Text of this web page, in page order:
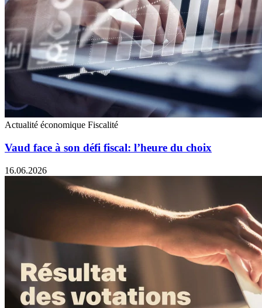
Actualité économique Fiscalité
Vaud face à son défi fiscal: l’heure du choix
16.06.2026